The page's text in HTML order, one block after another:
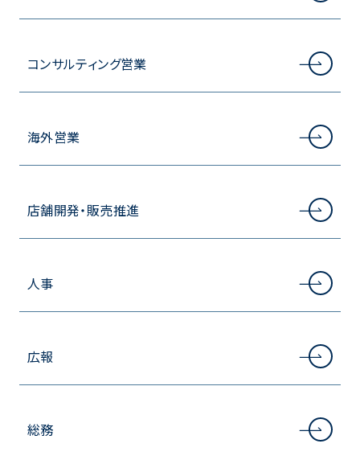
コンサルティング営業
海外営業
店舗開発・販売推進
人事
広報
総務